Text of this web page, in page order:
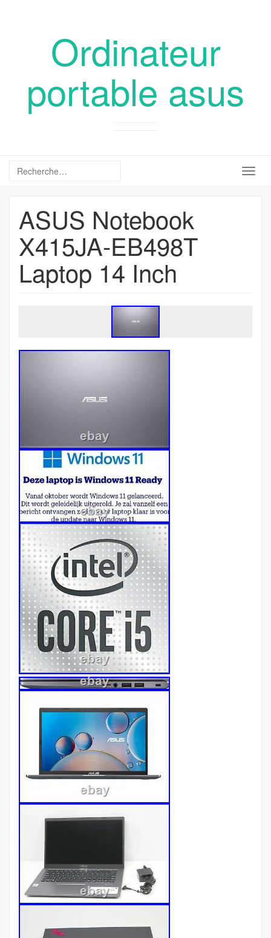
Ordinateur
portable asus
ASUS Notebook
X415JA-EB498T
Laptop 14 Inch